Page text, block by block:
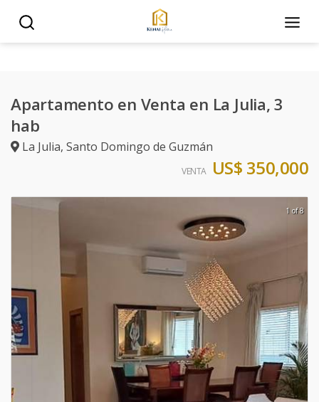
Apartamento en Venta en La Julia, 3
hab
La Julia, Santo Domingo de Guzmán
VENTA US$ 350,000
1 of 8